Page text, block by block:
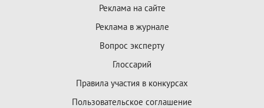
Реклама на сайте
Реклама в журнале
Вопрос эксперту
Глоссарий
Правила участия в конкурсах
Пользовательское соглашение